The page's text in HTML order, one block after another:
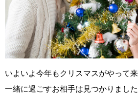
いよいよ今年もクリスマスがやって
一緒に過ごすお相手は見つかりまし